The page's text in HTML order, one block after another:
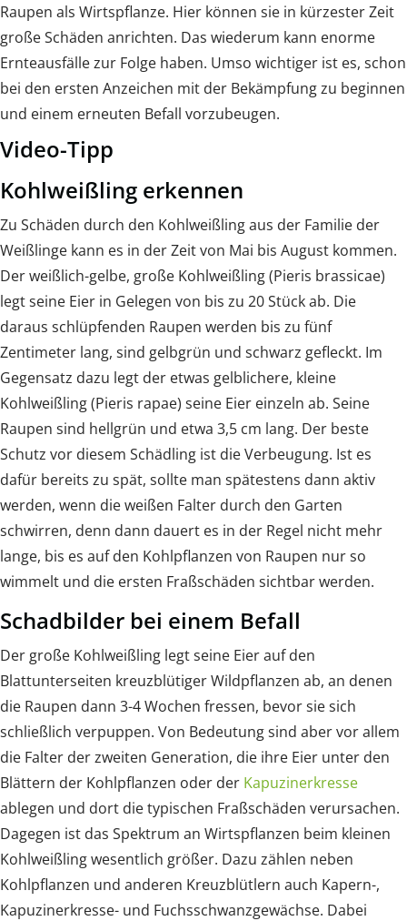
Raupen als Wirtspflanze. Hier können sie in kürzester Zeit
große Schäden anrichten. Das wiederum kann enorme
Ernteausfälle zur Folge haben. Umso wichtiger ist es, schon
bei den ersten Anzeichen mit der Bekämpfung zu beginnen
und einem erneuten Befall vorzubeugen.
Video-Tipp
Kohlweißling erkennen
Zu Schäden durch den Kohlweißling aus der Familie der
Weißlinge kann es in der Zeit von Mai bis August kommen.
Der weißlich-gelbe, große Kohlweißling (Pieris brassicae)
legt seine Eier in Gelegen von bis zu 20 Stück ab. Die
daraus schlüpfenden Raupen werden bis zu fünf
Zentimeter lang, sind gelbgrün und schwarz gefleckt. Im
Gegensatz dazu legt der etwas gelblichere, kleine
Kohlweißling (Pieris rapae) seine Eier einzeln ab. Seine
Raupen sind hellgrün und etwa 3,5 cm lang. Der beste
Schutz vor diesem Schädling ist die Verbeugung. Ist es
dafür bereits zu spät, sollte man spätestens dann aktiv
werden, wenn die weißen Falter durch den Garten
schwirren, denn dann dauert es in der Regel nicht mehr
lange, bis es auf den Kohlpflanzen von Raupen nur so
wimmelt und die ersten Fraßschäden sichtbar werden.
Schadbilder bei einem Befall
Der große Kohlweißling legt seine Eier auf den
Blattunterseiten kreuzblütiger Wildpflanzen ab, an denen
die Raupen dann 3-4 Wochen fressen, bevor sie sich
schließlich verpuppen. Von Bedeutung sind aber vor allem
die Falter der zweiten Generation, die ihre Eier unter den
Blättern der Kohlpflanzen oder der Kapuzinerkresse
ablegen und dort die typischen Fraßschäden verursachen.
Dagegen ist das Spektrum an Wirtspflanzen beim kleinen
Kohlweißling wesentlich größer. Dazu zählen neben
Kohlpflanzen und anderen Kreuzblütlern auch Kapern-,
Kapuzinerkresse- und Fuchsschwanzgewächse. Dabei